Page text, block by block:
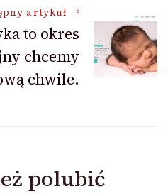
artykuł
to okres
chcemy
chwile.
polubić